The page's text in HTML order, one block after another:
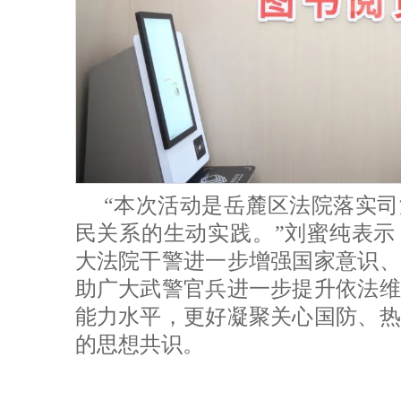
“本次活动是岳麓区法院落实
民关系的生动实践。”刘蜜纯表
大法院干警进一步增强国家意识
助广大武警官兵进一步提升依法
能力水平，更好凝聚关心国防、
的思想共识。